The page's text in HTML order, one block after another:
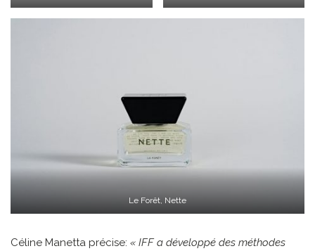
Le Forêt, Nette
Céline Manetta précise: « IFF a développé des méthodes